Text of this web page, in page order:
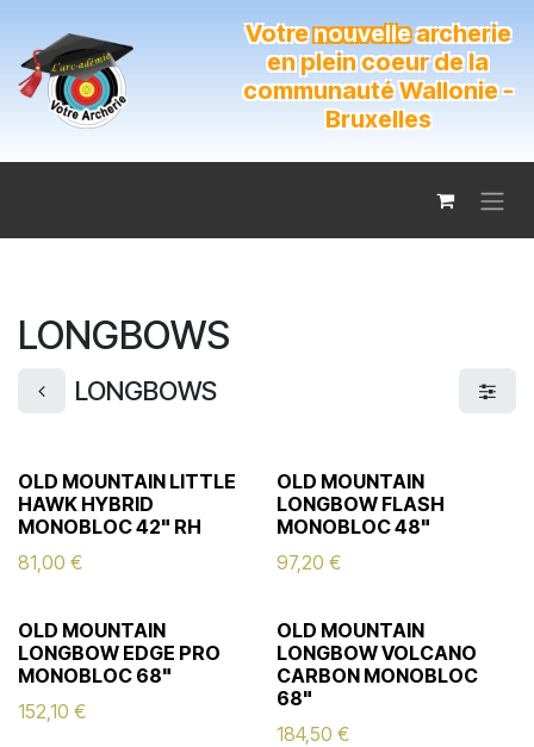
Votrenouvellearcherie
en plein coeur de la
communauté Wallonie -
Bruxelles
LONGBOWS
LONGBOWS
OLD MOUNTAIN LITTLE
HAWK HYBRID
MONOBLOC 42" RH
81,00 €
OLD MOUNTAIN
LONGBOW FLASH
MONOBLOC 48"
97,20 €
OLD MOUNTAIN
LONGBOW EDGE PRO
MONOBLOC 68"
152,10 €
OLD MOUNTAIN
LONGBOW VOLCANO
CARBON MONOBLOC
68"
184,50 €